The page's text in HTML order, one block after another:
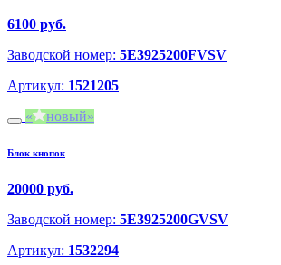
6100 руб.
Заводской номер: 5E3925200FVSV
Артикул: 1521205
новый
Блок кнопок
20000 руб.
Заводской номер: 5E3925200GVSV
Артикул: 1532294